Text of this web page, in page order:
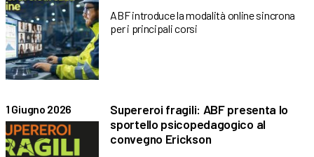
ABF introduce la modalità online sincrona
per i principali corsi
1 Giugno 2026
Supereroi fragili: ABF presenta lo
sportello psicopedagogico al
convegno Erickson